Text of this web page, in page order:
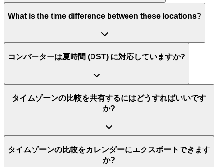
What is the time difference between these locations?
コンバーターは夏時間 (DST) に対応していますか?
タイムゾーンの比較を共有するにはどうすればいいです
か?
タイムゾーンの比較をカレンダーにエクスポートできます
か?